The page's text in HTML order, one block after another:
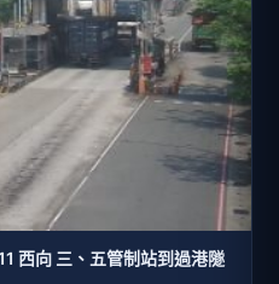
西向 三、五管制站到過港隧